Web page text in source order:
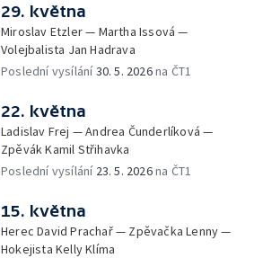
29. května
Miroslav Etzler — Martha Issová —
Volejbalista Jan Hadrava
Poslední vysílání30. 5. 2026na ČT1
22. května
Ladislav Frej — Andrea Čunderlíková —
Zpěvák Kamil Střihavka
Poslední vysílání 23. 5. 2026na ČT1
15. května
Herec David Prachař — Zpěvačka Lenny —
Hokejista Kelly Klíma